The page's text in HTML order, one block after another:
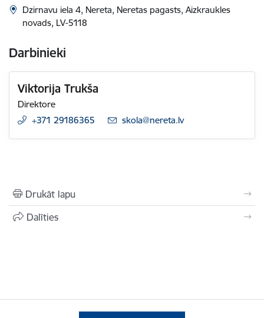
Dzirnavu iela 4, Nereta, Neretas pagasts, Aizkraukles
novads, LV-5118
Darbinieki
Viktorija Trukša
Direktore
+371 29186365
E-pasts:
skola@nereta.lv
Drukāt lapu
Dalīties